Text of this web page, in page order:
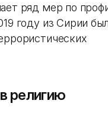
ряд мер по
году из Сирии
религию